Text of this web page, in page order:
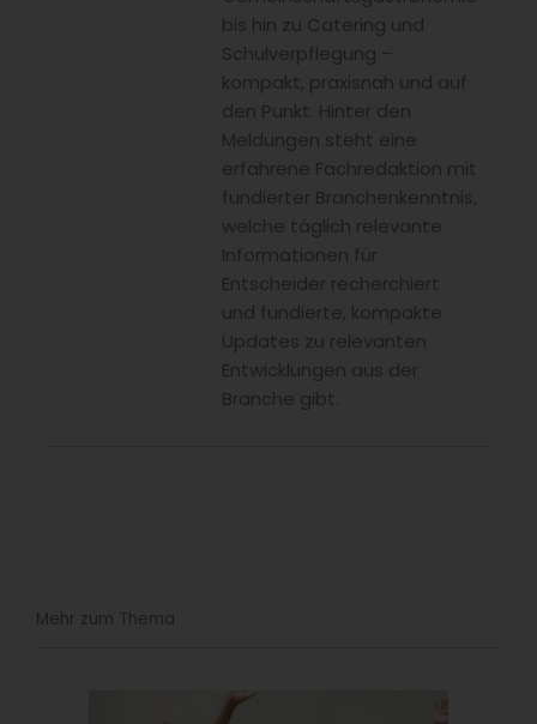
bis hin zu Catering und
Schulverpflegung –
kompakt, praxisnah und auf
den Punkt. Hinter den
Meldungen steht eine
erfahrene Fachredaktion mit
fundierter Branchenkenntnis,
welche täglich relevante
Informationen für
Entscheider recherchiert
und fundierte, kompakte
Updates zu relevanten
Entwicklungen aus der
Branche gibt.
Mehr zum Thema